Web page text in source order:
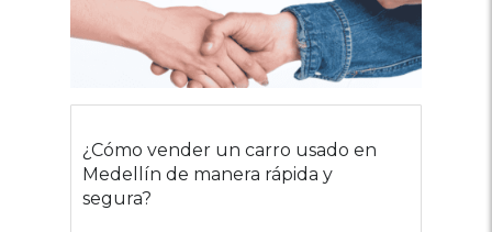
¿Cómo vender un carro usado en
Medellín de manera rápida y
segura?